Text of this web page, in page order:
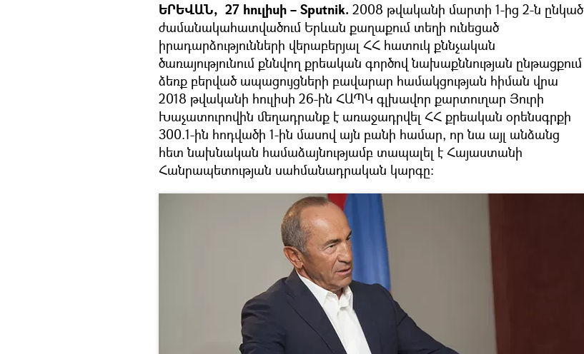
ԵՐԵՎԱՆ, 27 հուլիսի – Sputnik. 2008 թվականի մարտի 1-ից 2-ն ընկած
ժամանակահատվածում Երևան քաղաքում տեղի ունեցած
իրադարձությունների վերաբերյալ ՀՀ հատուկ քննչական
ծառայությունում քննվող քրեական գործով նախաքննության ընթացքում
ձեռք բերված ապացույցների բավարար համակցության հիման վրա
2018 թվականի հուլիսի 26-ին ՀԱՊԿ գլխավոր քարտուղար Յուրի
Խաչատուրովին մեղադրանք է առաջադրվել ՀՀ քրեական օրենսգրքի
300.1-ին հոդվածի 1-ին մասով այն բանի համար, որ նա այլ անձանց
հետ նախնական համաձայնությամբ տապալել է Հայաստանի
Հանրապետության սահմանադրական կարգը: